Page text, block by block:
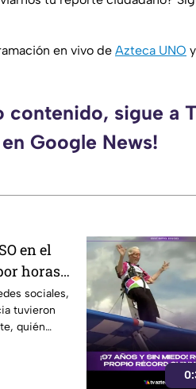
en vivo de Azteca UNO y
contenido, sigue a
en Google News!
en el
horas
sociales,
tuvieron
quién